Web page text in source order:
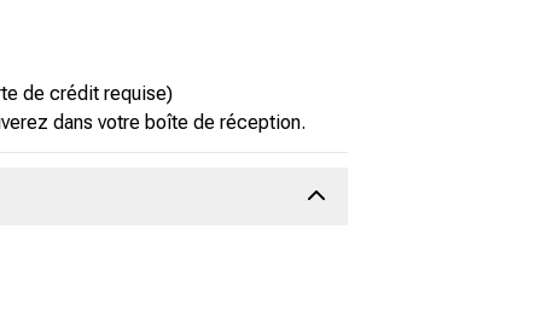
de crédit requise)
dans votre boîte de réception.